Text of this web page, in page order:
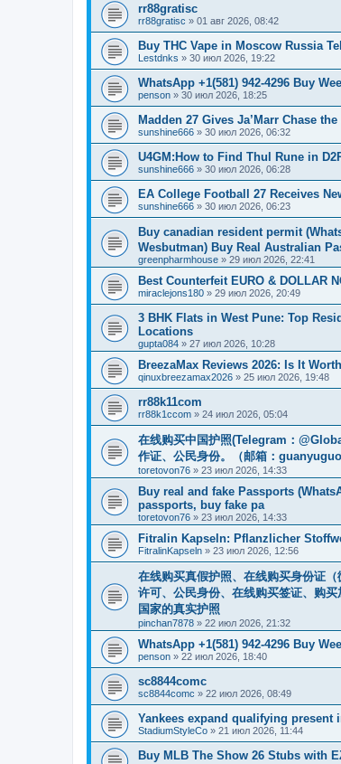
rr88gratisc
rr88gratisc » 01 авг 2026, 08:42
Buy THC Vape in Moscow Russia
Lestdnks » 30 июл 2026, 19:22
WhatsApp +1(581) 942-4296 Buy
penson » 30 июл 2026, 18:25
Madden 27 Gives Ja’Marr Chase
sunshine666 » 30 июл 2026, 06:32
U4GM:How to Find Thul Rune in
sunshine666 » 30 июл 2026, 06:28
EA College Football 27 Receives
sunshine666 » 30 июл 2026, 06:23
Buy canadian resident permit
Wesbutman) Buy Real Australian
greenpharmhouse » 29 июл 2026, 22:41
Best Counterfeit EURO & DOLLAR
miraclejons180 » 29 июл 2026, 20:49
3 BHK Flats in West Pune: Top
Locations
gupta084 » 27 июл 2026, 10:28
BreezaMax Reviews 2026: Is It
qinuxbreezamax2026 » 25 июл 2026, 19:48
rr88k11com
rr88k1ccom » 24 июл 2026, 05:04
在线购买中国护照(Telegram：
作证、公民身份。（邮箱：
toretovon76 » 23 июл 2026, 14:33
Buy real and fake Passports
passports, buy fake pa
toretovon76 » 23 июл 2026, 14:33
Fitralin Kapseln: Pflanzlicher
FitralinKapseln » 23 июл 2026, 12:56
在线购买真假护照、在线购买身份证
许可、公民身份、在线购买签证、购
国家的真实护照
pinchan7878 » 22 июл 2026, 21:32
WhatsApp +1(581) 942-4296 Buy
penson » 22 июл 2026, 18:40
sc8844comc
sc8844comc » 22 июл 2026, 08:49
Yankees expand qualifying
StadiumStyleCo » 21 июл 2026, 11:44
Buy MLB The Show 26 Stubs with